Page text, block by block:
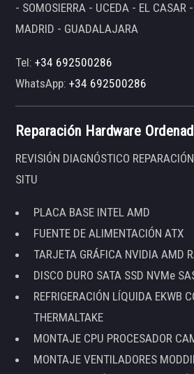
- SOMOSIERRA - UCEDA - EL CASAR
MADRID - GUADALAJARA
Tel:+34 692500286
WhatsApp:+34 692500286
Reparación Hardware
REVISIÓN DIAGNÓSTICO
SITU
PLACA BASE INTEL AMD
FUENTE DE ALIMENTACIÓN ATX
TARJETA GRÁFICA NVIDIA AMD
DISCO DURO SATA SSD NVMe
REFRIGERACIÓN LÍQUIDA EKWB
THERMALTAKE
MONTAJE CPU PROCESADOR
MONTAJE VENTILADORES